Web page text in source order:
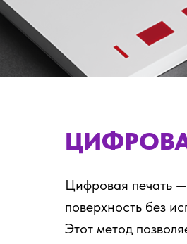
Цифровая печать
поверхность без
Этот метод